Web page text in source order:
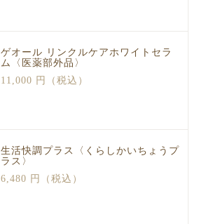
ゲオール リンクルケアホワイトセラ
ム〈医薬部外品〉
11,000 円（税込）
生活快調プラス〈くらしかいちょうプ
ラス〉
6,480 円（税込）